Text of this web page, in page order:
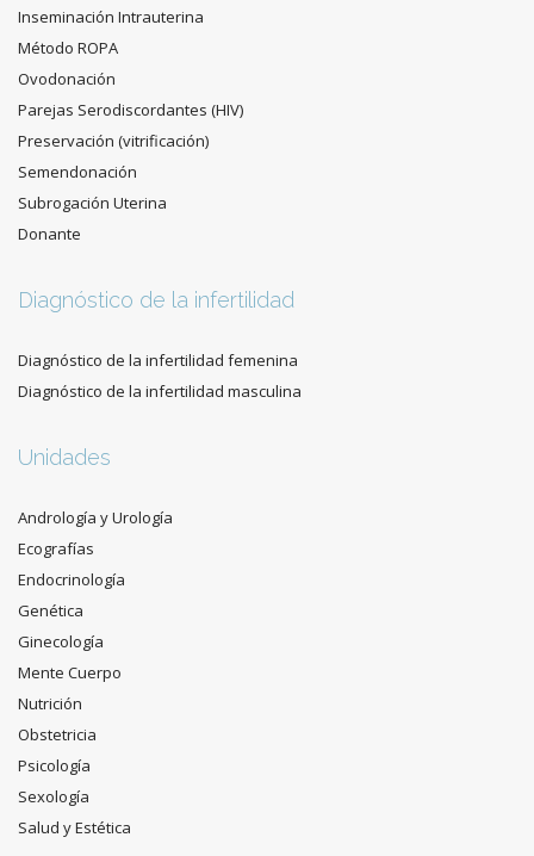
Inseminación Intrauterina
Método ROPA
Ovodonación
Parejas Serodiscordantes (HIV)
Preservación (vitrificación)
Semendonación
Subrogación Uterina
Donante
Diagnóstico de la infertilidad
Diagnóstico de la infertilidad femenina
Diagnóstico de la infertilidad masculina
Unidades
Andrología y Urología
Ecografías
Endocrinología
Genética
Ginecología
Mente Cuerpo
Nutrición
Obstetricia
Psicología
Sexología
Salud y Estética